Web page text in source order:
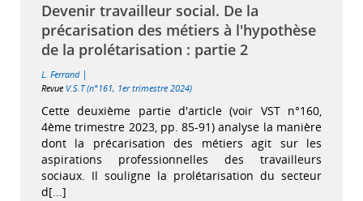
Devenir travailleur social. De la
précarisation des métiers à l'hypothèse
de la prolétarisation : partie 2
L. Ferrand |
Revue V.S.T (n°161, 1er trimestre 2024)
Cette deuxième partie d'article (voir VST n°160,
4ème trimestre 2023, pp. 85-91) analyse la manière
dont la précarisation des métiers agit sur les
aspirations professionnelles des travailleurs
sociaux. Il souligne la prolétarisation du secteur
d[...]